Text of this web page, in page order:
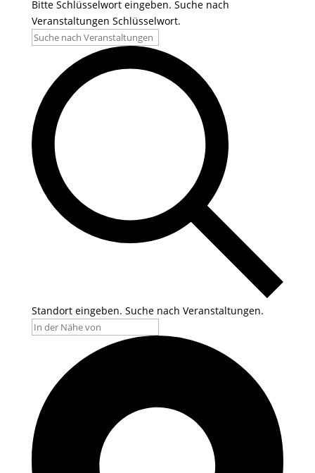
Bitte Schlüsselwort eingeben. Suche nach
Veranstaltungen Schlüsselwort.
Standort eingeben. Suche nach Veranstaltungen.